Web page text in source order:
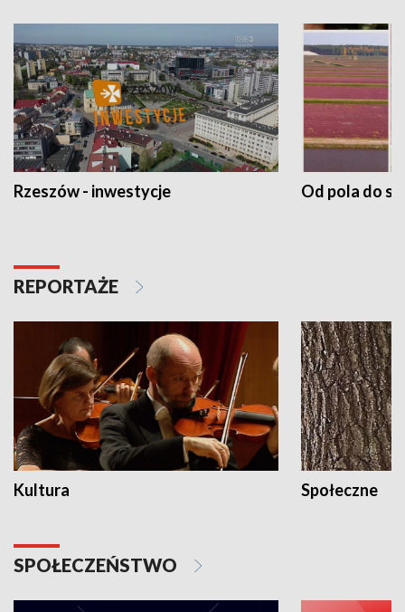
Rzeszów - inwestycje Od pola do
REPORTAŻE
Kultura Społeczne
SPOŁECZEŃSTWO